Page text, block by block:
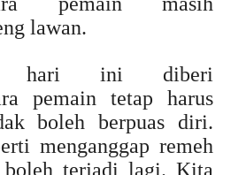
lawan.
hari ini diberi
pemain tetap harus
boleh berpuas diri.
menganggap remeh
terjadi lagi. Kita